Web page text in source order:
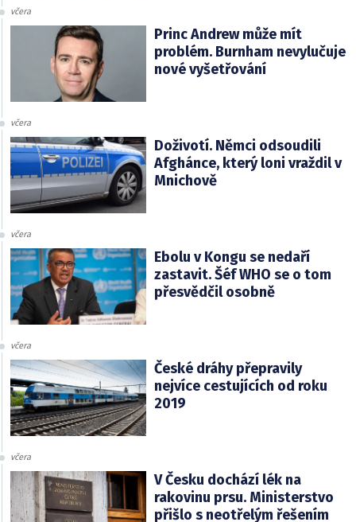
včera
Princ Andrew může mít
problém. Burnham nevylučuje
nové vyšetřování
včera
Doživotí. Němci odsoudili
Afghánce, který loni vraždil v
Mnichově
včera
Ebolu v Kongu se nedaří
zastavit. Šéf WHO se o tom
přesvědčil osobně
včera
České dráhy přepravily
nejvíce cestujících od roku
2019
včera
V Česku dochází lék na
rakovinu prsu. Ministerstvo
přišlo s neotřelým řešením